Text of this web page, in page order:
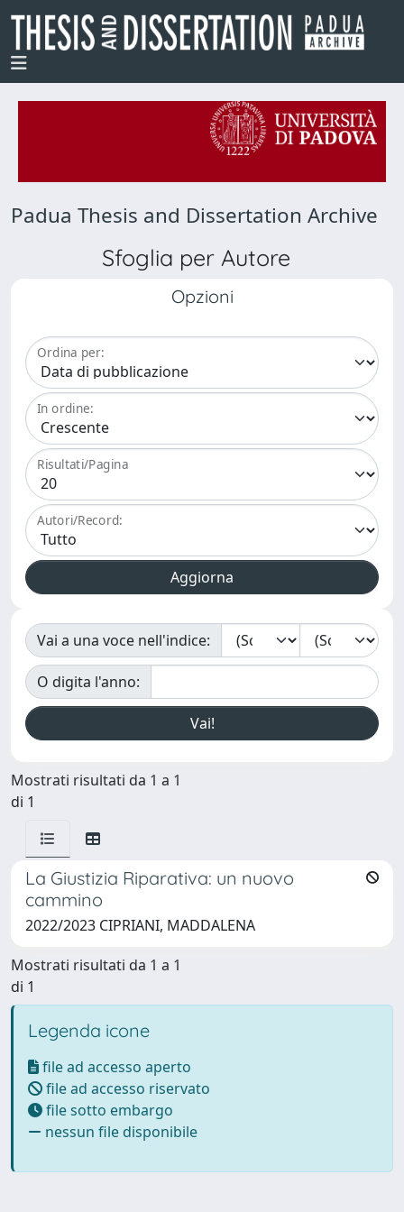
Padua Thesis and Dissertation Archive
Sfoglia per Autore
Opzioni
Ordina per:
In ordine:
Risultati/Pagina
Autori/Record:
Vai a una voce nell'indice:
O digita l'anno:
Mostrati risultati da 1 a 1
di 1
La Giustizia Riparativa: un nuovo
cammino
2022/2023 CIPRIANI, MADDALENA
Mostrati risultati da 1 a 1
di 1
Legenda icone
file ad accesso aperto
file ad accesso riservato
file sotto embargo
nessun file disponibile